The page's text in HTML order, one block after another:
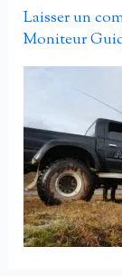
Laisser un
Moniteur